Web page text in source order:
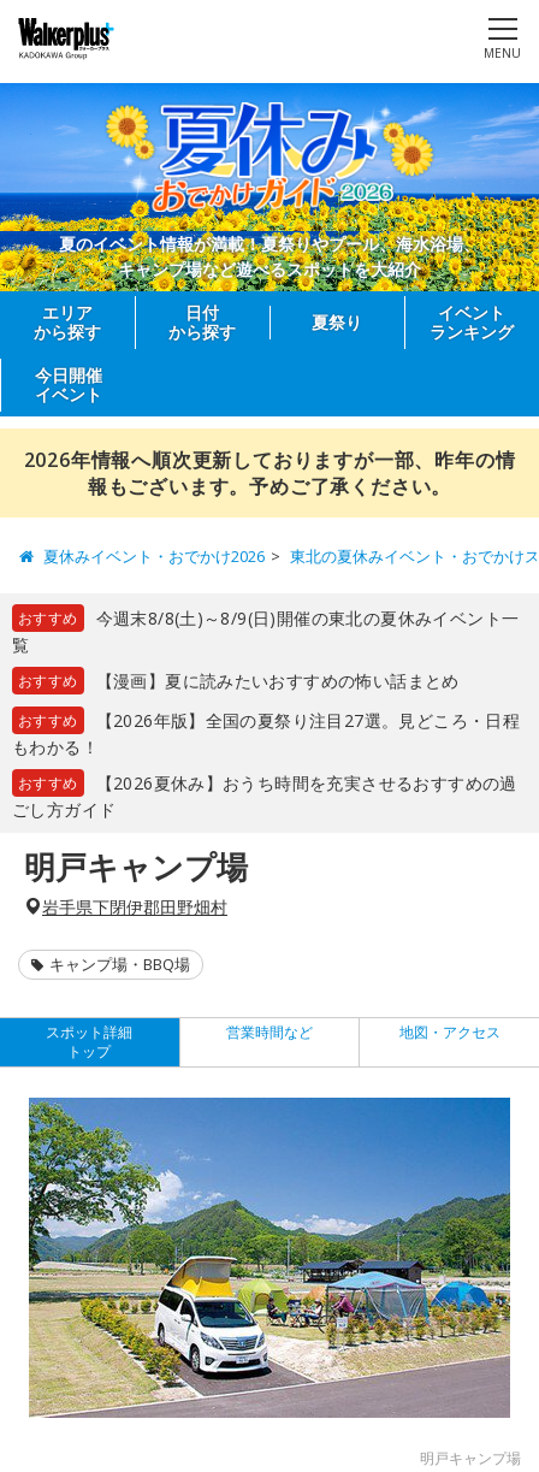
MENU
夏のイベント情報が満載！夏祭りやプール、海水浴場、
キャンプ場など遊べるスポットを大紹介
エリア
から探す
日付
から探す
夏祭り
イベント
ランキング
今日開催
イベント
2026年情報へ順次更新しておりますが一部、昨年の情
報もございます。予めご了承ください。
夏休みイベント・おでかけ2026 東北の夏休みイベント・おでかけ
おすすめ
今週末8/8(土)～8/9(日)開催の東北の夏休みイベント一
覧
おすすめ 【漫画】夏に読みたいおすすめの怖い話まとめ
おすすめ
【2026年版】全国の夏祭り注目27選。見どころ・日程
もわかる！
おすすめ
【2026夏休み】おうち時間を充実させるおすすめの過
ごし方ガイド
明戸キャンプ場
岩手県下閉伊郡田野畑村
キャンプ場・BBQ場
スポット詳細
トップ
営業時間など 地図・アクセス
明戸キャンプ場